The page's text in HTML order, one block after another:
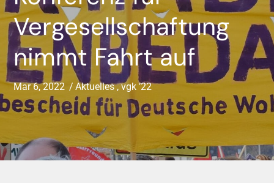
Vergesellschaftung
nimmt Fahrt auf
Mar 6, 2022 Aktuelles,vgk ’22